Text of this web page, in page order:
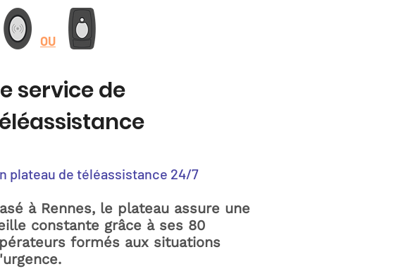
OU
service de
plateau de téléassistance 24/7
à Rennes, le plateau assure une
constante grâce à ses 80
formés aux situations